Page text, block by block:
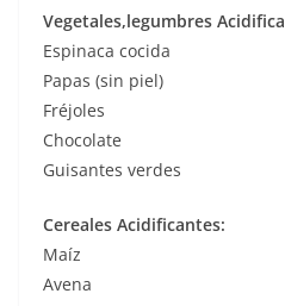
Vegetales,legumbres
Espinaca cocida
Papas (sin piel)
Fréjoles
Chocolate
Guisantes verdes
Cereales Acidificantes:
Maíz
Avena